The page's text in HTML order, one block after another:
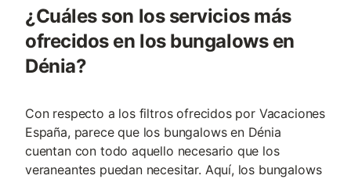
¿Cuáles son los servicios más
ofrecidos en los bungalows en
Dénia?
Con respecto a los filtros ofrecidos por Vacaciones
España, parece que los bungalows en Dénia
cuentan con todo aquello necesario que los
veraneantes puedan necesitar. Aquí, los bungalows